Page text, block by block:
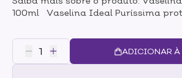
100ml Vaselina Ideal Puríssima
poros.
ADICIONAR